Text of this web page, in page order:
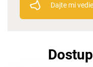
Dajte mi